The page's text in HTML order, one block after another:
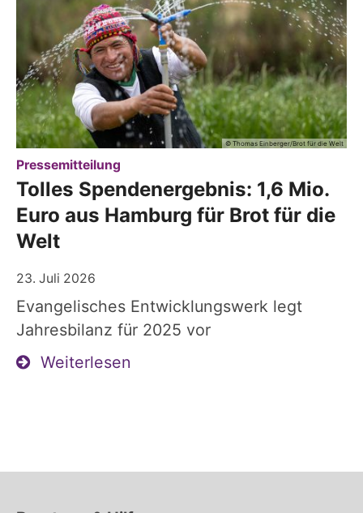
© Thomas Einberger/Brot für die Welt
Pressemitteilung
Tolles Spendenergebnis: 1,6 Mio.
Euro aus Hamburg für Brot für die
Welt
23. Juli 2026
Evangelisches Entwicklungswerk legt
Jahresbilanz für 2025 vor
Weiterlesen